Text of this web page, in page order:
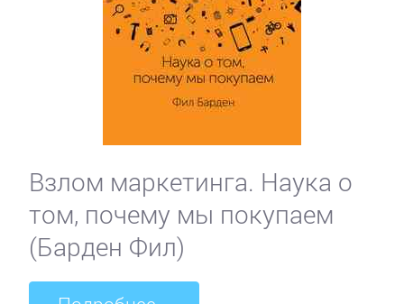
Взлом маркетинга. Наука о
том, почему мы покупаем
(Барден Фил)